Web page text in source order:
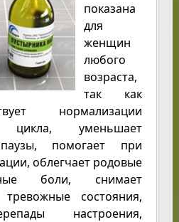
показана
для
женщин
любого
возраста,
так как
нормализации
цикла, уменьшает
помогает при
облегчает родовые
боли, снимает
состояния,
настроения,